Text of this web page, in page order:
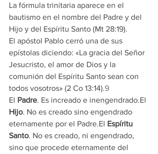
La fórmula trinitaria aparece en el
bautismo en el nombre del Padre y del
Hijo y del Espíritu Santo (Mt 28:19).
El apóstol Pablo cerró una de sus
epístolas diciendo: «La gracia del Señor
Jesucristo, el amor de Dios y la
comunión del Espíritu Santo sean con
todos vosotros» (2 Co 13:14).9
El Padre. Es increado e inengendrado.El
Hijo. No es creado sino engendrado
eternamente por el Padre.El Espíritu
Santo. No es creado, ni engendrado,
sino que procede eternamente del